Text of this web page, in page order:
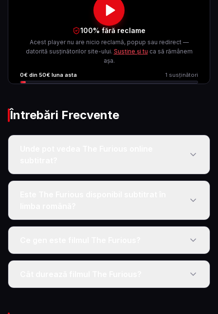
100% fără reclame
Acest player nu are nicio reclamă, popup sau redirect —
datorită susținătorilor site-ului. Susține și tu ca să rămânem
așa.
0€ din 50€ luna asta 1 susținători
Întrebări Frecvente